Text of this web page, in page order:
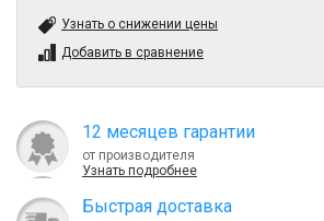
Узнать о снижении цены
Добавить в сравнение
12 месяцев гарантии
от производителя
Узнать подробнее
Быcтрая доставка